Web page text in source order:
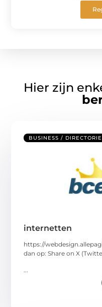
Hier zijn
BUSINESS /
internetten
https://
dan op: Share on X